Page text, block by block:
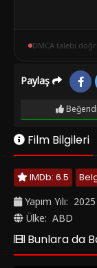
DMCA talebi
Paylaş
Film Bilgileri
IMDb: 6.5
Yapım Yılı: 2025
Ülke: ABD
Bunlara da